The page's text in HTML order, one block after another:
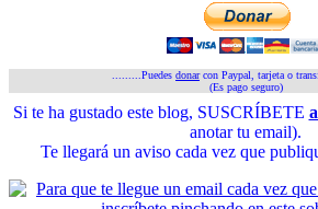
.........Puedes donarcon Paypal, tarjeta o
(Es pago seguro)
Si te ha gustado este blog, SUSCRÍBETE
anotar tu email).
Te llegará un aviso cada vez que